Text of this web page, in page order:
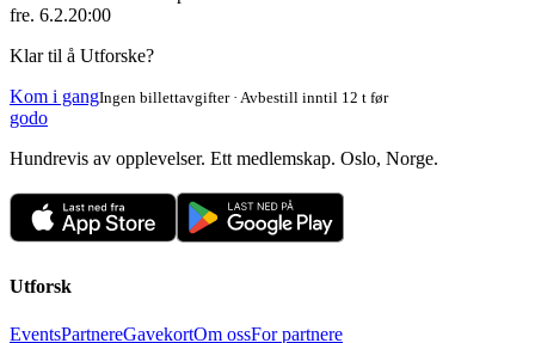
fre. 6.2.20:00
Klar til å Utforske?
Kom i gangIngen billettavgifter · Avbestill inntil 12 t før
godo
Hundrevis av opplevelser. Ett medlemskap. Oslo, Norge.
Utforsk
EventsPartnereGavekortOm ossFor partnere